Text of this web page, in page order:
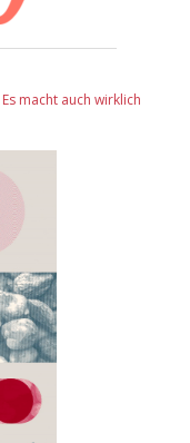
macht auch wirklich